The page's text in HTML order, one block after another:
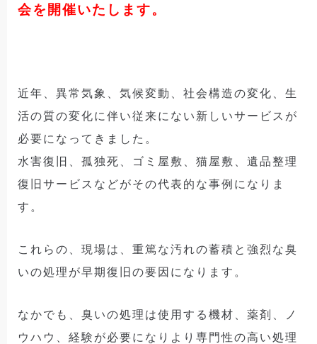
会を開催いたします。
近年、異常気象、気候変動、社会構造の変化、生
活の質の変化に伴い従来にない新しいサービスが
必要になってきました。
水害復旧、孤独死、ゴミ屋敷、猫屋敷、遺品整理
復旧サービスなどがその代表的な事例になりま
す。
これらの、現場は、重篤な汚れの蓄積と強烈な臭
いの処理が早期復旧の要因になります。
なかでも、臭いの処理は使用する機材、薬剤、ノ
ウハウ、経験が必要になりより専門性の高い処理